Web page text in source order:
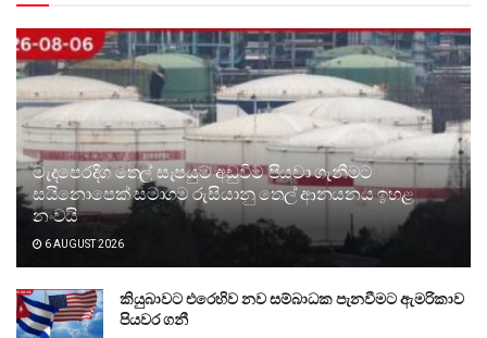
මැදපෙරදිග තෙල් සැපයුම අඩුවීම පියවා ගැනීමට
සයිනොපෙක් සමාගම රුසියානු තෙල් ආනයනය ඉහළ
නංවයි
6 AUGUST 2026
කියුබාවට එරෙහිව නව සම්බාධක පැනවීමට ඇමරිකාව
පියවර ගනී